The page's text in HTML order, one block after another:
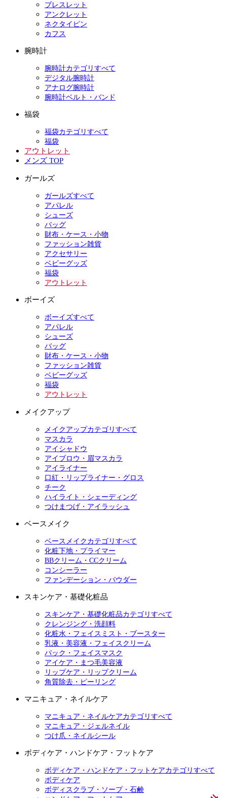
ブレスレット
アンクレット
ネクタイピン
カフス
腕時計
腕時計カテゴリすべて
デジタル腕時計
アナログ腕時計
腕時計ベルト・バンド
福袋
福袋カテゴリすべて
福袋
アウトレット
メンズ TOP
ガールズ
ガールズすべて
アパレル
シューズ
バッグ
財布・ケース・小物
ファッション雑貨
アクセサリー
ベビーグッズ
福袋
アウトレット
ボーイズ
ボーイズすべて
アパレル
シューズ
バッグ
財布・ケース・小物
ファッション雑貨
ベビーグッズ
福袋
アウトレット
メイクアップ
メイクアップカテゴリすべて
マスカラ
アイシャドウ
アイブロウ・眉マスカラ
アイライナー
口紅・リップライナー・グロス
チーク
ハイライト・シェーディング
つけまつげ・アイラッシュ
ベースメイク
ベースメイクカテゴリすべて
化粧下地・プライマー
BBクリーム・CCクリーム
コンシーラー
ファンデーション・パウダー
スキンケア・基礎化粧品
スキンケア・基礎化粧品カテゴリすべて
クレンジング・洗顔料
化粧水・フェイスミスト・ブースター
乳液・美容液・フェイスクリーム
パック・フェイスマスク
アイケア・まつ毛美容液
リップケア・リップクリーム
角質除去・ピーリング
マニキュア・ネイルケア
マニキュア・ネイルケアカテゴリすべて
マニキュア・ジェルネイル
つけ爪・ネイルシール
ボディケア・ハンドケア・フットケア
ボディケア・ハンドケア・フットケアカテゴリすべて
ボディケア
ボディスクラブ・ソープ・石鹸